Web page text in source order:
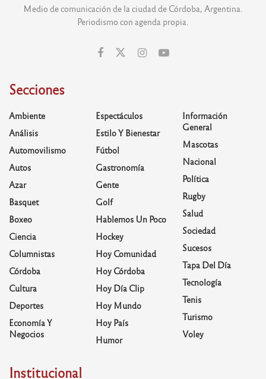
Medio de comunicación de la ciudad de Córdoba, Argentina.
Periodismo con agenda propia.
Secciones
Ambiente
Análisis
Automovilismo
Autos
Azar
Basquet
Boxeo
Ciencia
Columnistas
Córdoba
Cultura
Deportes
Economía Y
Negocios
Espectáculos
Estilo Y Bienestar
Fútbol
Gastronomía
Gente
Golf
Hablemos Un Poco
Hockey
Hoy Comunidad
Hoy Córdoba
Hoy Día Clip
Hoy Mundo
Hoy País
Humor
Información
General
Mascotas
Nacional
Política
Rugby
Salud
Sociedad
Sucesos
Tapa Del Día
Tecnología
Tenis
Turismo
Voley
Institucional